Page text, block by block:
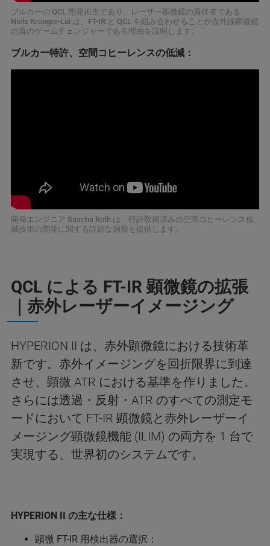
ブルカーの QCL 開発担当であり、レーザー顕微鏡の責任者である
Niels Kroeger-Lui は、FT-IR と QCL を組み合わせることが赤外線顕微鏡
の真のゲームチェンジャーである理由を説明します。
ブルカー特許、空間コヒーレンスの低減：
開発エンジニア Sascha Roth は、特許取得済みの空間コヒーレンス低
減技術の開発に関する詳細な洞察を提供します。
QCL による FT-IR 顕微鏡の拡張
｜赤外レーザーイメージング
HYPERION II は、赤外顕微鏡における技術革
新です。赤外イメージングを回折限界に到達
させ、顕微 ATR における基準を作りました。
さらには透過・反射・ATR のすべての測定モ
ードにおいて FT-IR 顕微鏡と赤外レーザーイ
メージング顕微鏡機能 (ILIM) の両方を 1 台で
実現する、世界初のシステムです。
HYPERION II の主な仕様：
顕微 FT-IR 用検出器の選択：